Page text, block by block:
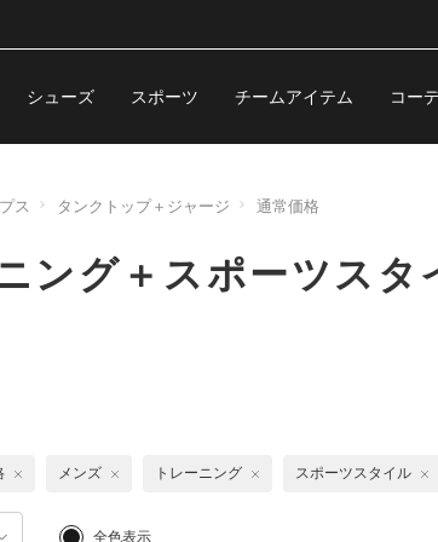
シューズ スポーツ チームアイテム コー
ス タンクトップ＋ジャージ 通常価格
ング＋スポーツス
全色表示
メンズ トレーニング スポーツスタイル